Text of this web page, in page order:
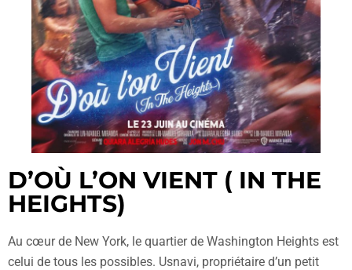
D’OÙ L’ON VIENT ( IN THE
HEIGHTS)
Au cœur de New York, le quartier de Washington Heights est
celui de tous les possibles. Usnavi, propriétaire d’un petit